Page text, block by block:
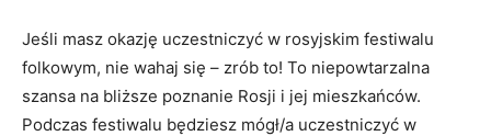
Jeśli masz okazję ‌uczestniczyć w rosyjskim ‍festiwalu
folkowym, nie wahaj⁢ się⁤ – zrób to!​ To niepowtarzalna
szansa na ⁣bliższe poznanie​ Rosji i jej⁣ mieszkańców.
Podczas ‌festiwalu będziesz mógł/a​ uczestniczyć ‍w